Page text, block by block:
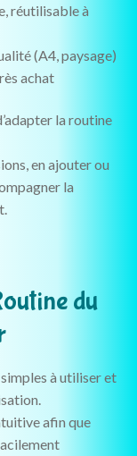
réutilisable à
(A4, paysage)
achat
la routine
en ajouter ou
la
du
à utiliser et
afin que